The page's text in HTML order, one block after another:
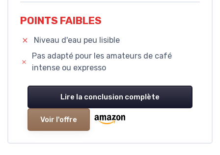
POINTS FAIBLES
Niveau d'eau peu lisible
Pas adapté pour les amateurs de café
intense ou expresso
Lire la conclusion complète
Voir l'offre